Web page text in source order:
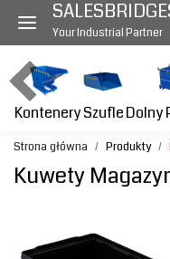
Your Industrial Partner
KontenerySzufleDolny
Strona główna Produkty
Kuwety